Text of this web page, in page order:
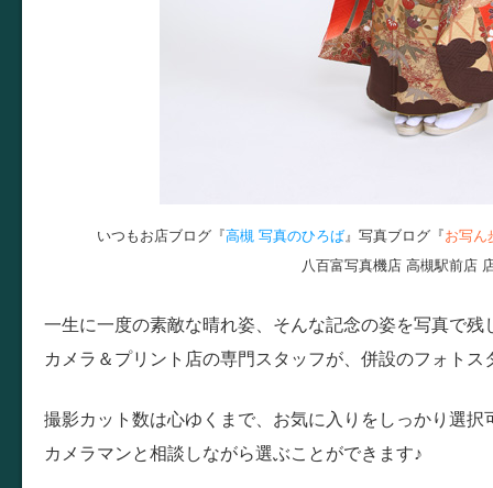
いつもお店ブログ『高槻 写真のひろば』写真ブログ『お写ん
八百富写真機店 高槻駅前店
一生に一度の素敵な晴れ姿、そんな記念の姿を写真で残
カメラ＆プリント店の専門スタッフが、併設のフォトス
撮影カット数は心ゆくまで、お気に入りをしっかり選択
カメラマンと相談しながら選ぶことができます♪